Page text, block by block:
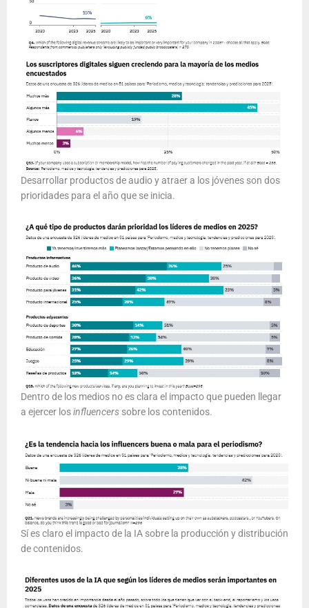
Desarrollar productos de audio y atraer a los jóvenes son dos
prioridades para el año que se inicia.
Dentro de los medios no es clara el impacto que pueden llegar
a ejercer losinfluencers sobre los contenidos.
Sí es claro el impacto de la IA sobre la producción y distribución
de contenidos.